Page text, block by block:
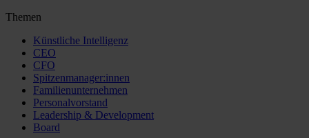
Themen
Künstliche Intelligenz
CEO
CFO
Spitzenmanager:innen
Familienunternehmen
Personalvorstand
Leadership & Development
Board